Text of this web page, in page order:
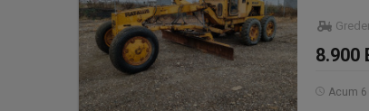
8.900
Acum